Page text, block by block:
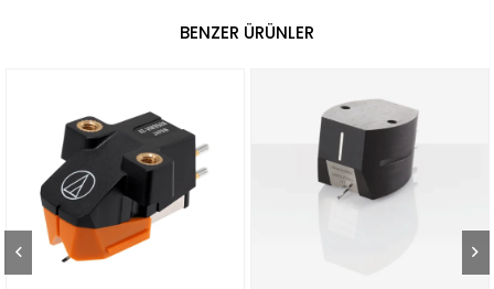
BENZER ÜRÜNLER